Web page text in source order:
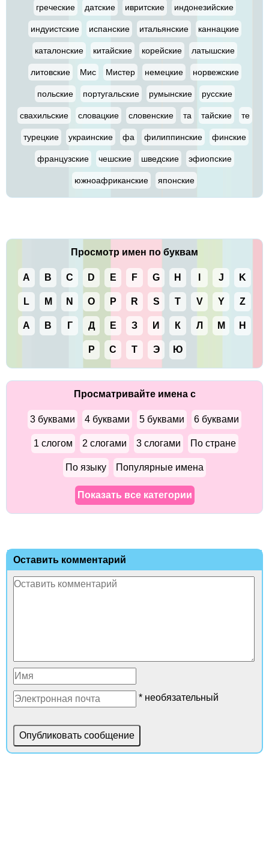
греческие датские ивритские индонезийские
индуистские испанские итальянские каннацкие
каталонские китайские корейские латышские
литовские Мис Мистер немецкие норвежские
польские португальские румынские русские
свахильские словацкие словенские та тайские те
турецкие украинские фа филиппинские финские
французские чешские шведские эфиопские
южноафриканские японские
Просмотр имен по буквам
A B C D E F G H J K
L M N O P R S T V Y Z
А В Г Д Е З И К Л М Н
Р С Т Э Ю
Просматривайте имена с
3 буквами 4 буквами 5 буквами 6 буквами
1 слогом 2 слогами 3 слогами По стране
По языку Популярные имена
Показать все категории
Оставить комментарий
* необязательный